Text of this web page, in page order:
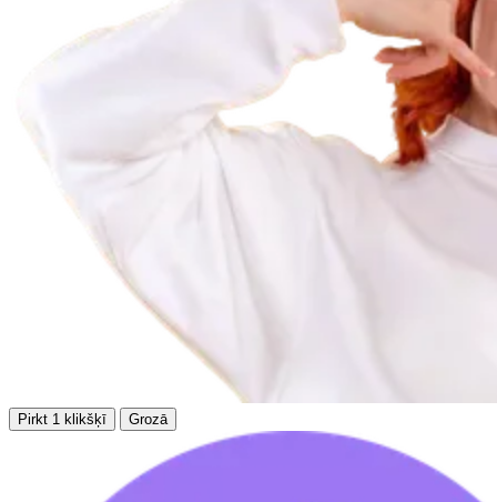
Pirkt 1 klikšķī Grozā